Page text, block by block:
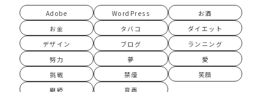
Adobe WordPress
お酒
お金
タバコ
ダイエット
デザイン
ブログ
ランニング
努力
夢
愛
挑戦
禁煙
笑顔
継続
音声